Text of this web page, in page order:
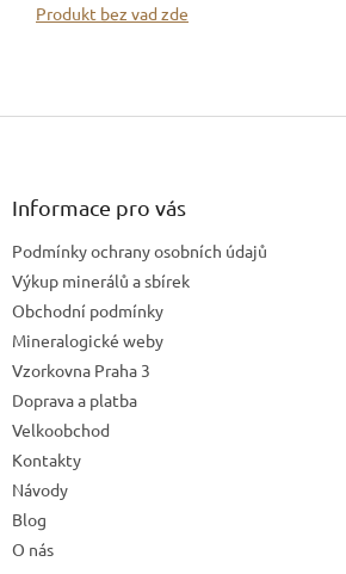
Produkt bez vad zde
Z
Informace pro vás
Podmínky ochrany osobních údajů
Výkup minerálů a sbírek
Obchodní podmínky
Mineralogické weby
Vzorkovna Praha 3
Doprava a platba
Velkoobchod
Kontakty
Návody
Blog
O nás